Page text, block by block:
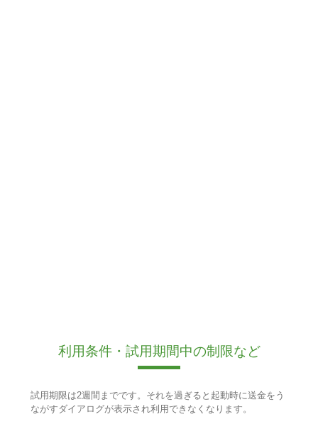
利用条件・試用期間中の制限など
試用期限は2週間までです。それを過ぎると起動時に送金をう
ながすダイアログが表示され利用できなくなります。